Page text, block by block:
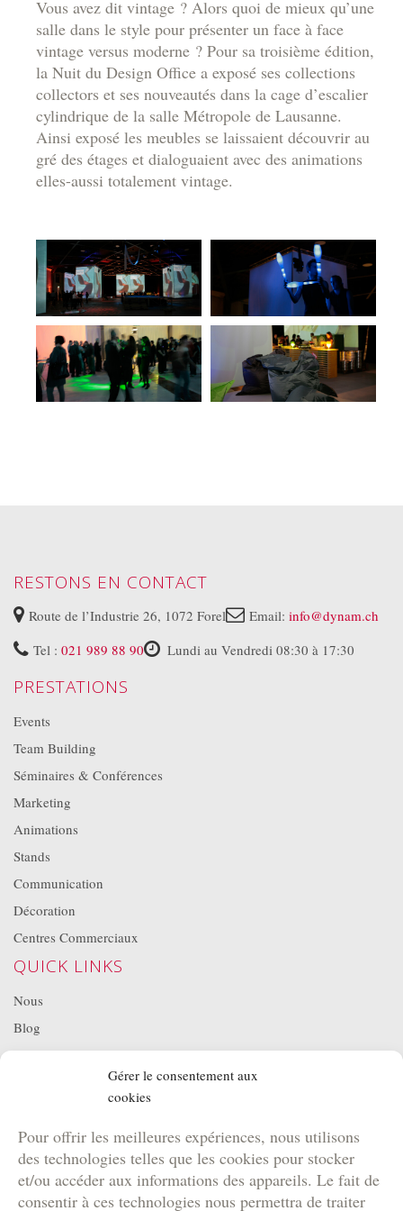
Gérer le consentement aux
cookies
Pour offrir les meilleures expériences, nous utilisons
des technologies telles que les cookies pour stocker
et/ou accéder aux informations des appareils. Le fait de
consentir à ces technologies nous permettra de traiter
Vous avez dit vintage ? Alors quoi de mieux qu’une
salle dans le style pour présenter un face à face
vintage versus moderne ? Pour sa troisième édition,
la Nuit du Design Office a exposé ses collections
collectors et ses nouveautés dans la cage d’escalier
cylindrique de la salle Métropole de Lausanne.
Ainsi exposé les meubles se laissaient découvrir au
gré des étages et dialoguaient avec des animations
elles-aussi totalement vintage.
RESTONS EN CONTACT
Route de l’Industrie 26, 1072 Forel Email: info@dynam.ch
Tel : 021 989 88 90 Lundi au Vendredi 08:30 à 17:30
PRESTATIONS
Events
Team Building
Séminaires & Conférences
Marketing
Animations
Stands
Communication
Décoration
Centres Commerciaux
QUICK LINKS
Nous
Blog
Projets
Location de matériel
Brochure Team Building
Brochure Outdoor
Brochure Agence